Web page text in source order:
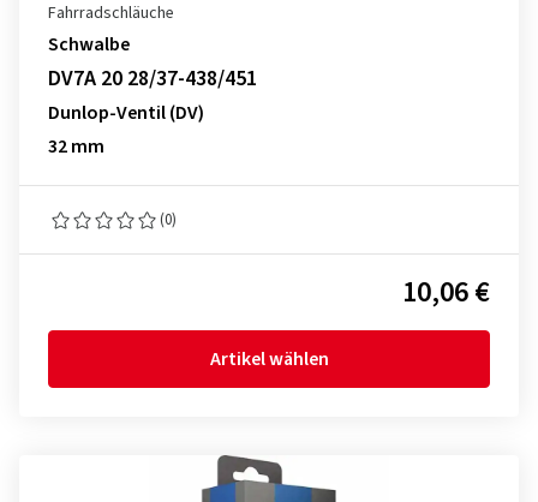
Fahrradschläuche
Schwalbe
DV7A 20 28/37-438/451
Dunlop-Ventil (DV)
32 mm
(0)
10,06 €
Artikel wählen